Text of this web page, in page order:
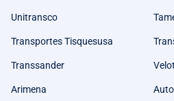
Unitransco
Transportes Tisquesusa
Transsander
Arimena